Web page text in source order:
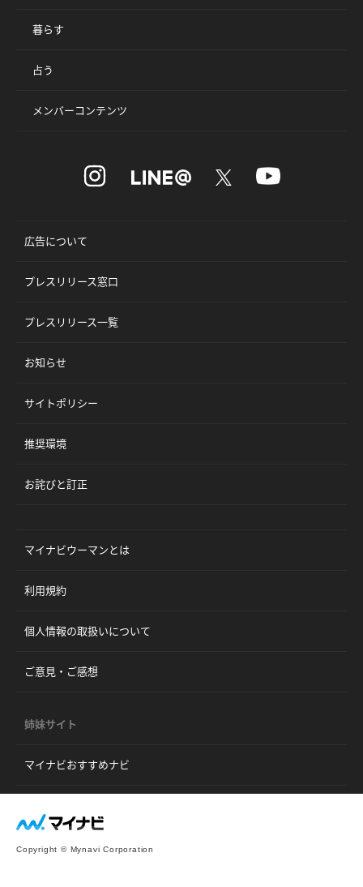
暮らす
占う
メンバーコンテンツ
広告について
プレスリリース窓口
プレスリリース一覧
お知らせ
サイトポリシー
推奨環境
お詫びと訂正
マイナビウーマンとは
利用規約
個人情報の取扱いについて
ご意見・ご感想
姉妹サイト
マイナビおすすめナビ
Copyright © Mynavi Corporation